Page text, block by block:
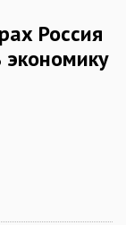
Россия
экономику